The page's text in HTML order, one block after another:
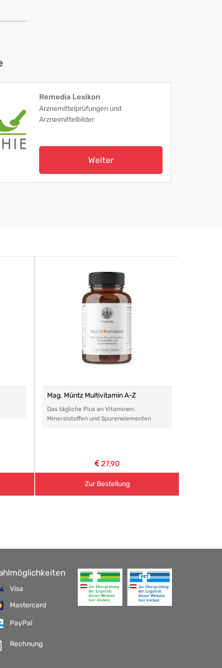
Remedia Lexikon
Arznemittelprüfungen und
Arzneimittelbilder
Weiter
Mag. Müntz Multivitamin A-Z
Das tägliche Plus an Vitaminen,
Mineralstoffen und Spurenelementen
27,90
Zur Bestellung
Visa
Mastercard
PayPal
Rechnung